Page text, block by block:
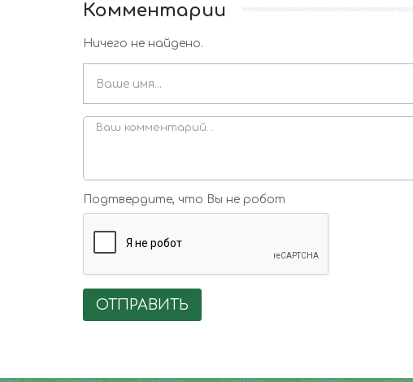
Комментарии
Ничего не найдено.
Подтвердите, что Вы не робот
ОТПРАВИТЬ